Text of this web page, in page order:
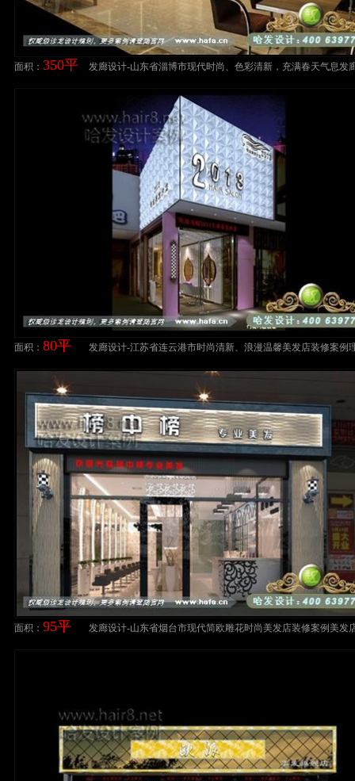
面积： 350平
发廊设计-山东省淄博市现代时尚、色彩清新，充满春天气息发
面积： 80平
发廊设计-江苏省连云港市时尚清新、浪漫温馨美发店装修案例
面积： 95平
发廊设计-山东省烟台市现代简欧雕花时尚美发店装修案例美发